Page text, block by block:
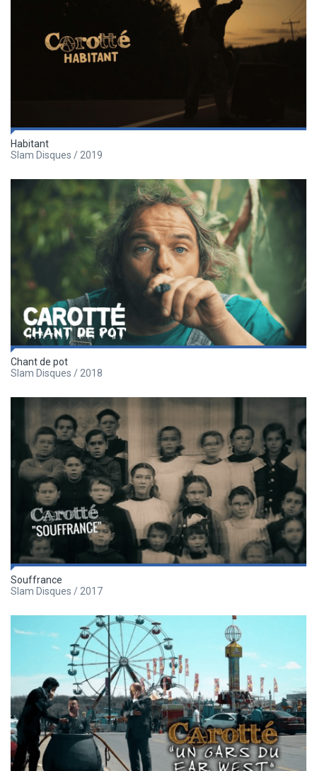
Habitant
Slam Disques / 2019
Chant de pot
Slam Disques / 2018
Souffrance
Slam Disques / 2017